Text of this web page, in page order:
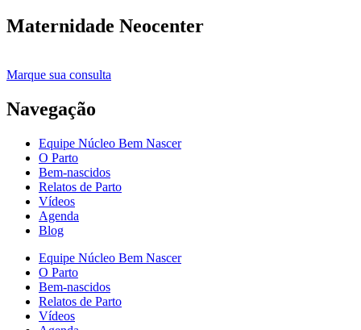
Maternidade Neocenter
Marque sua consulta
Navegação
Equipe Núcleo Bem Nascer
O Parto
Bem-nascidos
Relatos de Parto
Vídeos
Agenda
Blog
Equipe Núcleo Bem Nascer
O Parto
Bem-nascidos
Relatos de Parto
Vídeos